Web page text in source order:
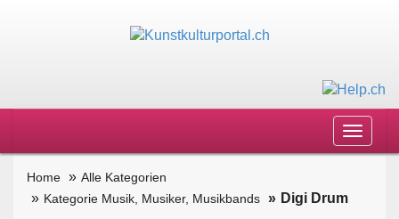
Toggle
Home
Alle Kategorien
Kategorie Musik, Musiker, Musikbands
Digi Drum